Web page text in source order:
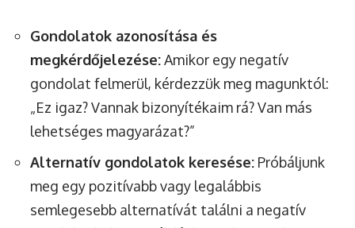
Gondolatok azonosítása és
megkérdőjelezése:Amikor egy negatív
gondolat felmerül, kérdezzük meg magunktól:
„Ez igaz? Vannak bizonyítékaim rá? Van más
lehetséges magyarázat?”
Alternatív gondolatok keresése: Próbáljunk
meg egy pozitívabb vagy legalábbis
semlegesebb alternatívát találni a negatív